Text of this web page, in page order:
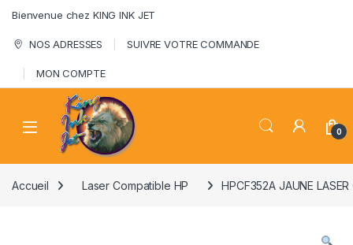
Bienvenue chez KING INK JET
NOS ADRESSES SUIVRE VOTRE COMMANDE
MON COMPTE
0
Accueil Laser Compatible HP HPCF352A JAUNE LASER